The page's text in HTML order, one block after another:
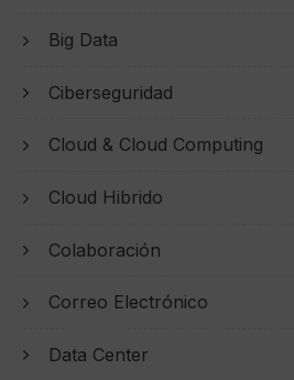
Big Data
Ciberseguridad
Cloud & Cloud Computing
Cloud Hibrido
Colaboración
Correo Electrónico
Data Center